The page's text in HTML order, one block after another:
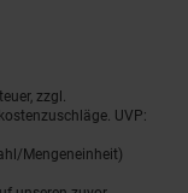
zzgl.
UVP:
Mengeneinheit)